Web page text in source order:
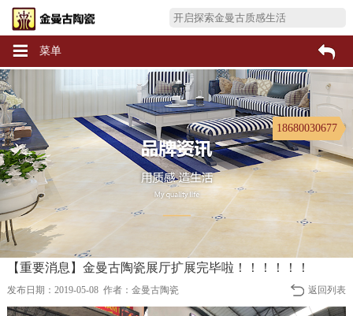
菜单
18680030677
【重要消息】金曼古陶瓷展厅扩展完毕啦！！！！！！
发布日期：2019-05-08 作者：金曼古陶瓷 返回列表